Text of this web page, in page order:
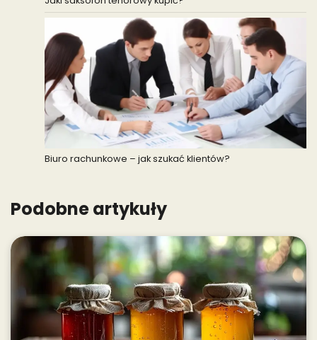
Biuro rachunkowe – jak szukać klientów?
Podobne artykuły